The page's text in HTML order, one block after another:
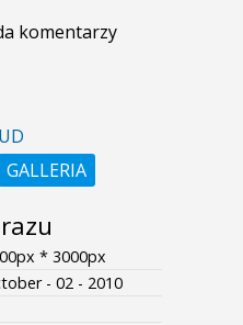
komentarzy
GALLERIA
* 3000px
- 02 - 2010